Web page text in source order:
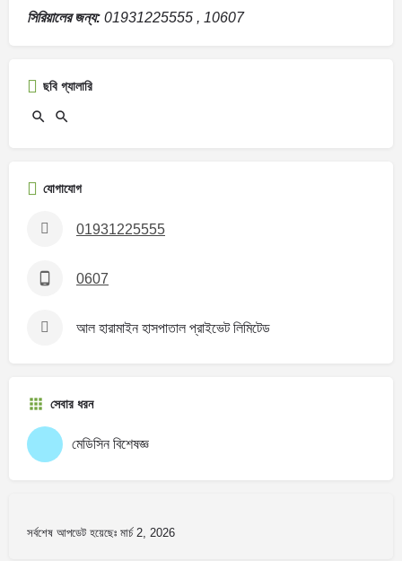
সিরিয়ালের জন্য: 01931225555 , 10607
ছবি গ্যালারি
যোগাযোগ
01931225555
0607
আল হারামাইন হাসপাতাল প্রাইভেট লিমিটেড
সেবার ধরন
মেডিসিন বিশেষজ্ঞ
সর্বশেষ আপডেট হয়েছেঃ মার্চ 2, 2026